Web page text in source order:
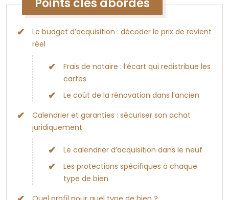
Le budget d’acquisition : décoder le prix de revient
réel
Frais de notaire : l’écart qui redistribue les
cartes
Le coût de la rénovation dans l’ancien
Calendrier et garanties : sécuriser son achat
juridiquement
Le calendrier d’acquisition dans le neuf
Les protections spécifiques à chaque
type de bien